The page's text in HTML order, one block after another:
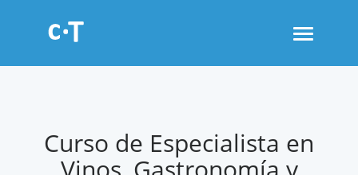
Toggle
Curso de Especialista en